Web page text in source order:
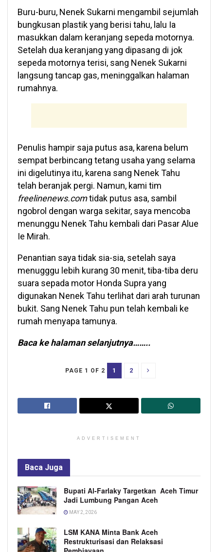
Buru-buru, Nenek Sukarni mengambil sejumlah
bungkusan plastik yang berisi tahu, lalu Ia
masukkan dalam keranjang sepeda motornya.
Setelah dua keranjang yang dipasang di jok
sepeda motornya terisi, sang Nenek Sukarni
langsung tancap gas, meninggalkan halaman
rumahnya.
Penulis hampir saja putus asa, karena belum
sempat berbincang tetang usaha yang selama
ini digelutinya itu, karena sang Nenek Tahu
telah beranjak pergi. Namun, kami tim
freelinenews.comtidak putus asa, sambil
ngobrol dengan warga sekitar, saya mencoba
menunggu Nenek Tahu kembali dari Pasar Alue
Ie Mirah.
Penantian saya tidak sia-sia, setelah saya
menugggu lebih kurang 30 menit, tiba-tiba deru
suara sepada motor Honda Supra yang
digunakan Nenek Tahu terlihat dari arah turunan
bukit. Sang Nenek Tahu pun telah kembali ke
rumah menyapa tamunya.
Baca ke halaman selanjutnya……..
PAGE 1 OF 2 1 2
ADVERTISEMENT
Baca Juga
Bupati Al-Farlaky Targetkan Aceh Timur
Jadi Lumbung Pangan Aceh
MAY 2, 2026
LSM KANA Minta Bank Aceh
Restrukturisasi dan Relaksasi